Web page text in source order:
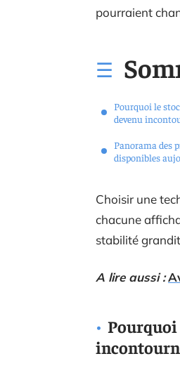
pourraient
Pourquoi le
devenu
Panorama des
disponibles
Choisir une
chacune
stabilité
A lire aussi :
Pourquoi